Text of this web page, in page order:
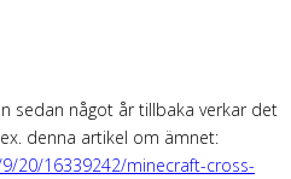
sedan något år tillbaka verkar det
denna artikel om ämnet:
20/16339242/minecraft-cross-